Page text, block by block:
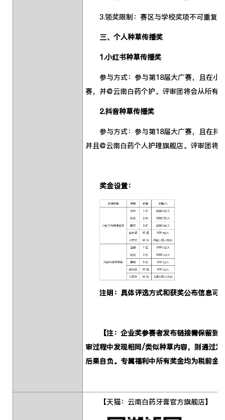
3.领奖限制：赛区与学校奖项不可重复领
三、个人种草传播奖
1.小红书种草传播奖
参与方式：参与第18届大广赛，且在小
赛，并@云南白药个护。评审团将会从所有
2.抖音种草传播奖
参与方式：参与第18届大广赛，且在抖
并且@云南白药个人护理旗舰店。评审团将
奖金设置：
注明：具体评选方式和获奖公布信息可
【注：企业奖参赛者发布链接需保留到12
审过程中发现相同/类似种草内容，则通过
后果自负。专属福利中所有奖金均为税前金
【天猫：云南白药牙膏官方旗舰